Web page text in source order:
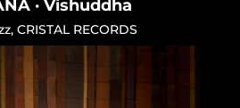
· Vishuddha
, CRISTAL RECORDS